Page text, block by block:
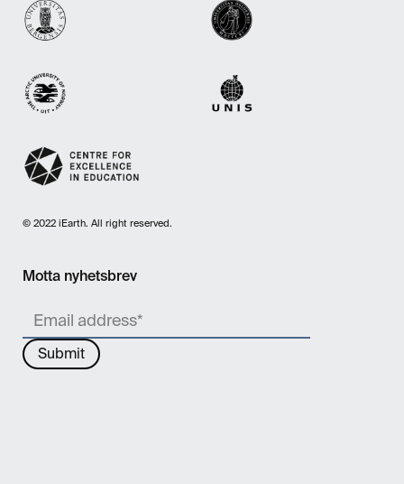
© 2022 iEarth. All right reserved.
Motta nyhetsbrev